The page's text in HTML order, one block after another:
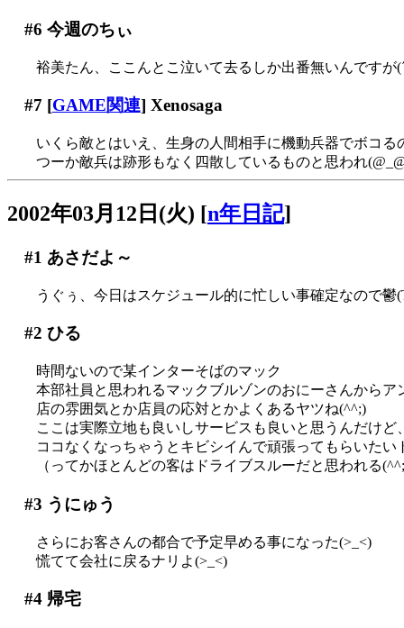
#6 今週のちぃ
裕美たん、ここんとこ泣いて去るしか出番無いんですが
#7 [GAME関連] Xenosaga
いくら敵とはいえ、生身の人間相手に機動兵器でボコ
つーか敵兵は跡形もなく四散しているものと思われ
2002年03月12日(火) [n年日記]
#1 あさだよ～
うぐぅ、今日はスケジュール的に忙しい事確定なので鬱
#2 ひる
時間ないので某インターそばのマック
本部社員と思われるマックブルゾンのおにーさんからア
店の雰囲気とか店員の応対とかよくあるヤツね(^^;)
ここは実際立地も良いしサービスも良いと思うんだけど
ココなくなっちゃうとキビシイんで頑張ってもらいたい
（ってかほとんどの客はドライブスルーだと思われる
#3 うにゅう
さらにお客さんの都合で予定早める事になった(>_<)
慌てて会社に戻るナリよ(>_<)
#4帰宅